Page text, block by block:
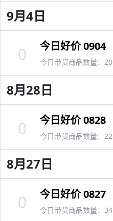
9月4日
今日好价 0904
今日带货商品数量：20
0
8月28日
今日好价 0828
今日带货商品数量：22
0
8月27日
今日好价 0827
今日带货商品数量：34
0